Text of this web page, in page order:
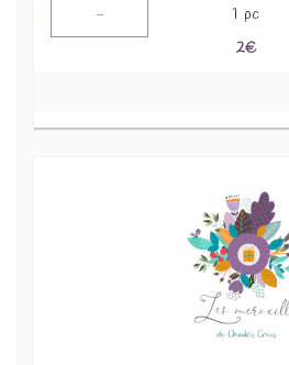
- 1 pc
2€